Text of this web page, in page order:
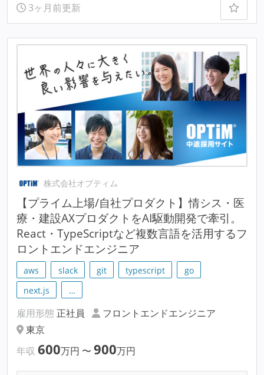
3ヶ月前更新
株式会社オプティム
【プライム上場/自社プロダクト】情シス・医
療・建設AXプロダクトをAI駆動開発で牽引。
React・TypeScriptなど複数言語を活用するフ
ロントエンドエンジニア
aws slack git typescript
go
next.js
…
雇用形態 正社員
フロントエンドエンジニア
東京
年収 600万円 〜 900万円